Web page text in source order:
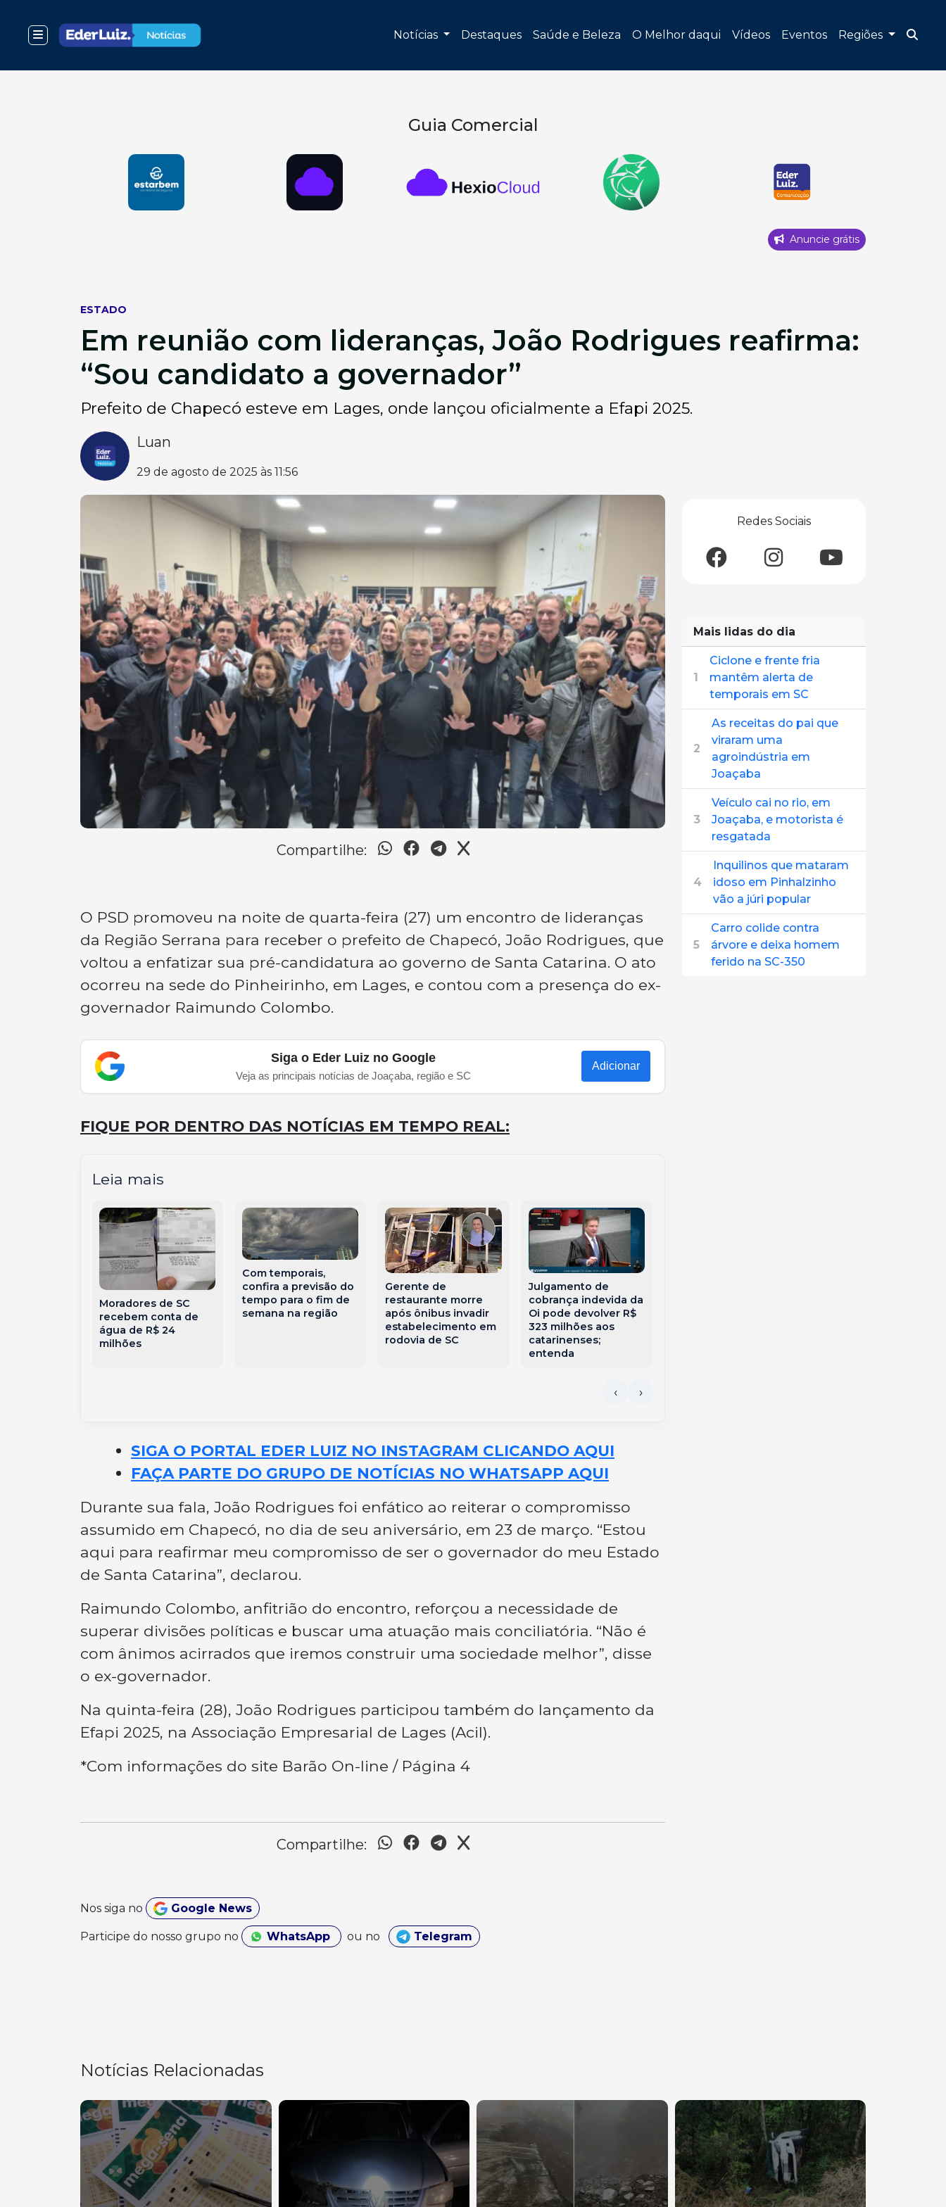
Notícias Destaques Saúde e Beleza O Melhor daqui Vídeos Eventos Regiões
Guia Comercial
Anuncie grátis
ESTADO
Em reunião com lideranças, João Rodrigues reafirma:
“Sou candidato a governador”
Prefeito de Chapecó esteve em Lages, onde lançou oficialmente a Efapi 2025.
Luan
29 de agosto de 2025 às 11:56
Compartilhe:
O PSD promoveu na noite de quarta-feira (27) um encontro de lideranças
da Região Serrana para receber o prefeito de Chapecó, João Rodrigues, que
voltou a enfatizar sua pré-candidatura ao governo de Santa Catarina. O ato
ocorreu na sede do Pinheirinho, em Lages, e contou com a presença do ex-
governador Raimundo Colombo.
Siga o Eder Luiz no Google
Veja as principais notícias de Joaçaba, região e SC
Adicionar
FIQUE POR DENTRO DAS NOTÍCIAS EM TEMPO REAL:
Leia mais
Moradores de SC
recebem conta de
água de R$ 24
milhões
Com temporais,
confira a previsão do
tempo para o fim de
semana na região
Gerente de
restaurante morre
após ônibus invadir
estabelecimento em
rodovia de SC
Julgamento de
cobrança indevida da
Oi pode devolver R$
323 milhões aos
catarinenses;
entenda
SIGA O PORTAL EDER LUIZ NO INSTAGRAM CLICANDO AQUI
FAÇA PARTE DO GRUPO DE NOTÍCIAS NO WHATSAPP AQUI
Durante sua fala, João Rodrigues foi enfático ao reiterar o compromisso
assumido em Chapecó, no dia de seu aniversário, em 23 de março. “Estou
aqui para reafirmar meu compromisso de ser o governador do meu Estado
de Santa Catarina”, declarou.
Raimundo Colombo, anfitrião do encontro, reforçou a necessidade de
superar divisões políticas e buscar uma atuação mais conciliatória. “Não é
com ânimos acirrados que iremos construir uma sociedade melhor”, disse
o ex-governador.
Na quinta-feira (28), João Rodrigues participou também do lançamento da
Efapi 2025, na Associação Empresarial de Lages (Acil).
*Com informações do site Barão On-line / Página 4
Compartilhe:
Nos siga no Google News
Participe do nosso grupo no WhatsApp ou no Telegram
Redes Sociais
Mais lidas do dia
1
Ciclone e frente fria
mantêm alerta de
temporais em SC
2
As receitas do pai que
viraram uma
agroindústria em
Joaçaba
3
Veículo cai no rio, em
Joaçaba, e motorista é
resgatada
4
Inquilinos que mataram
idoso em Pinhalzinho
vão a júri popular
5
Carro colide contra
árvore e deixa homem
ferido na SC-350
Notícias Relacionadas